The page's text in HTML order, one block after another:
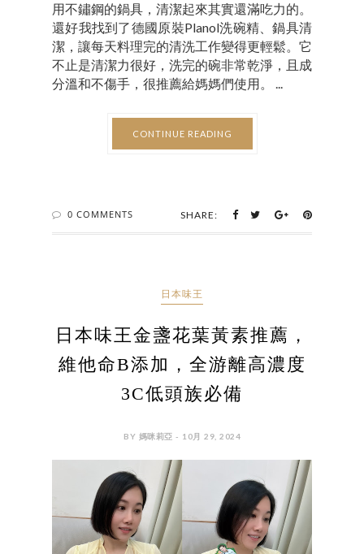
用不鏽鋼的鍋具，清潔起來其實還滿吃力的。
還好我找到了德國原裝Planol洗碗精、鍋具清
潔，讓每天料理完的清洗工作變得更輕鬆。它
不止是清潔力很好，洗完的碗非常乾淨，且成
分溫和不傷手，很推薦給媽媽們使用。 ...
CONTINUE READING
0 COMMENTS SHARE:
日本味王
日本味王金盞花葉黃素推薦，
維他命B添加，全游離高濃度
3C低頭族必備
BY 媽咪莉亞 - 10月 29, 2024